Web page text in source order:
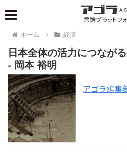
ホーム 経済
日本全体の活力につなが
- 岡本 裕明
アゴラ編集